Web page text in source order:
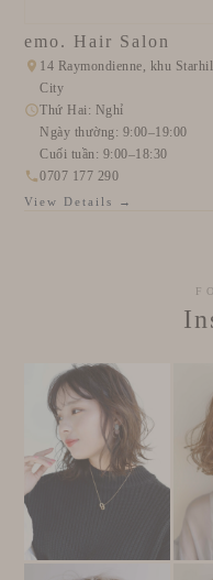
emo. Hair Salon
14 Raymondienne, khu
City
Thứ Hai: Nghỉ
Ngày thường: 9:00–19:00
Cuối tuần: 9:00–18:30
0707 177 290
View Details →